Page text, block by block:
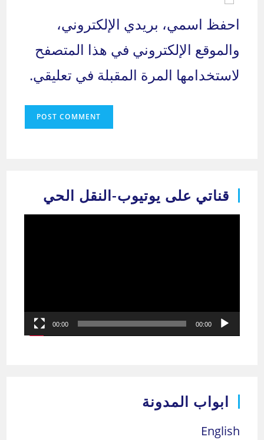
احفظ اسمي، بريدي الإلكتروني،
والموقع الإلكتروني في هذا المتصفح
لاستخدامها المرة المقبلة في تعليقي.
قناتي على يوتيوب-النقل الحي
00:00
00:00
ابواب المدونة
English